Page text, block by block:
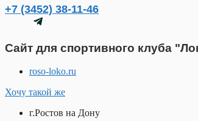
+7 (3452) 38-11-46
Сайт для спортивного клуба
roso-loko.ru
Хочу такой же
г.Ростов на Дону